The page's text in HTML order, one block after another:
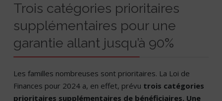
Trois catégories prioritaires
supplémentaires pour une
garantie allant jusqu’à 90%
Les familles nombreuses sont prioritaires. La Loi de
Finances pour 2024 a, en effet, prévu trois catégories
prioritaires supplémentaires de bénéficiaires. Une